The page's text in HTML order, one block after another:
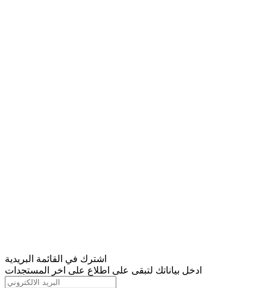
اشترك في القائمة البريدية
ادخل بياناتك لتبقى على اطلاع على اخر المستجدات